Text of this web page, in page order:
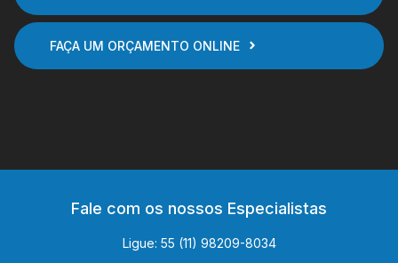
FAÇA UM ORÇAMENTO ONLINE
Fale com os nossos Especialistas
Ligue: 55 (11) 98209-8034